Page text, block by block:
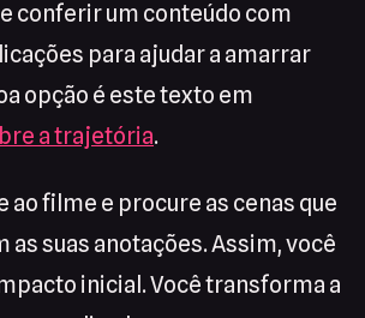
conferir um conteúdo com
para ajudar a amarrar
opção é este texto em
a trajetória.
ao filme e procure as cenas que
as suas anotações. Assim, você
inicial. Você transforma a